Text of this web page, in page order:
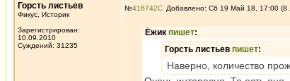
Горсть листьев
Фикус, Историк
Зарегистрирован:
10.09.2010
Суждений: 31235
№416742 Добавлено: Сб 19 Май 18, 17:00 (8
Ёжик пишет:
Горсть листьев пишет:
Наверно, количество